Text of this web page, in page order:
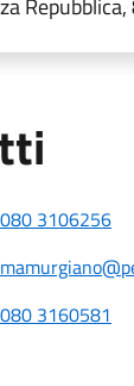
3106256
3160581